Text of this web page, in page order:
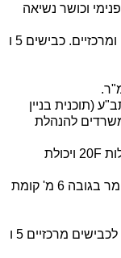
1,500 מר 6 מ' גובה פנימי וכושר נשיאה
רמפות משווה גובה. בקרבת כבישים ראשיים ומרכזיים. כבישים 5 ו
(תוכנית בניין
להנהלת
המבנה תוכנן כנכס לוגיסטי שיודע לקלוט מכולות 20F ויכולת
הנכס מחולק באופן הבא: קומת קרקע 1,200 מר בגובה 6 מ' קומת
אזור התעשייה , במרכז הארץ, עם גישה נוחה לכבישים מרכזיים 5 ו